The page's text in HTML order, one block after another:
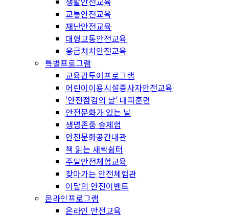
교통안전교육
재난안전교육
대형교통안전교육
응급처치안전교육
특별프로그램
교육관투어프로그램
어린이이용시설종사자안전교육
‘안전점검의 날‘ 대피훈련
안전문화가 있는 날
생명존중 숲체험
안전문화공간대관
책 읽는 새싹쉼터
주말안전체험교육
찾아가는 안전체험관
이달의 안전이벤트
온라인프로그램
온라인 안전교육